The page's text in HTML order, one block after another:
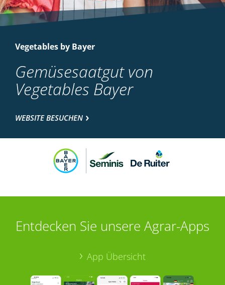
Vegetables by Bayer
Gemüsesaatgut von
Vegetables Bayer
WEBSITE BESUCHEN
Entdecken Sie unsere Agrar-Apps
App Übersicht